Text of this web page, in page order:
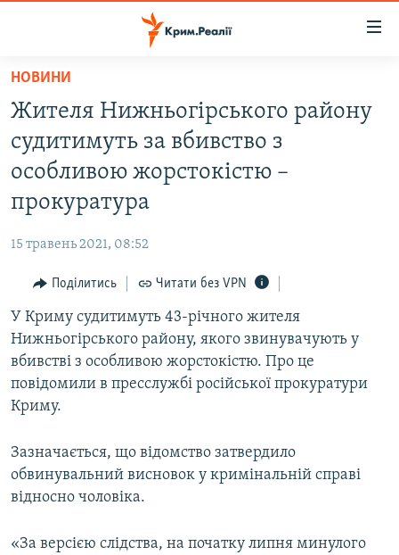
Перейти
основного
матеріалу
Перейти
до
основної
Перейти
пошуку
ВІДЕО ТА ФОТО
ПОГЛЯД
ІНТЕРВ'Ю
ВСЕ ЗА ДЕНЬ
СПЕЦПРОЕКТИ
ДЕПОРТАЦІЯ
ВІДЕОУРОКИ «ELIFBE»
СВІДЧЕННЯ ОКУПАЦІЇ
УКРАЇНСЬКА ПРОБЛЕМА КРИМУ
ЯК ОБІЙТИ БЛОКУВАННЯ
Qırımtatar
НОВИНИ
Жителя Нижньогірського району
судитимуть за вбивство з
особливою жорстокістю –
прокуратура
15 травень 2021, 08:52
Поділитись Читати без VPN
У Криму судитимуть 43-річного жителя
Нижньогірського району, якого звинувачують у
вбивстві з особливою жорстокістю. Про це
повідомили в пресслужбі російської прокуратури
Криму.
Зазначається, що відомство затвердило
обвинувальний висновок у кримінальній справі
відносно чоловіка.
«За версією слідства, на початку липня минулого